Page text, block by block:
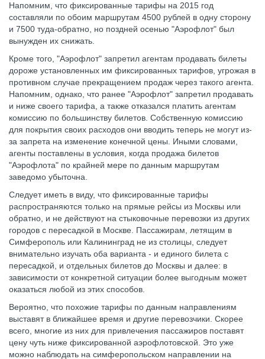
Напомним, что фиксированные тарифы на 2015 год
составляли по обоим маршрутам 4500 рублей в одну сторону
и 7500 туда-обратно, но поздней осенью "Аэрофлот" был
вынужден их снижать.
Кроме того, "Аэрофлот" запретил агентам продавать билеты
дороже установленных им фиксированных тарифов, угрожая в
противном случае прекращением продаж через такого агента.
Напомним, однако, что ранее "Аэрофлот" запретил продавать
и ниже своего тарифа, а также отказался платить агентам
комиссию по большинству билетов. Собственную комиссию
для покрытия своих расходов они вводить теперь не могут из-
за запрета на изменение конечной цены. Иными словами,
агенты поставлены в условия, когда продажа билетов
"Аэрофлота" по крайней мере по данным маршрутам
заведомо убыточна.
Следует иметь в виду, что фиксированные тарифы
распространяются только на прямые рейсы из Москвы или
обратно, и не действуют на стыковочные перевозки из других
городов с пересадкой в Москве. Пассажирам, летящим в
Симферополь или Калининград не из столицы, следует
внимательно изучать оба варианта - и единого билета с
пересадкой, и отдельных билетов до Москвы и далее: в
зависимости от конкретной ситуации более выгодным может
оказаться любой из этих способов.
Вероятно, что похожие тарифы по данным направлениям
выставят в ближайшее время и другие перевозчики. Скорее
всего, многие из них для привлечения пассажиров поставят
цену чуть ниже фиксированной аэрофлотовской. Это уже
можно наблюдать на симферопольском направлении на